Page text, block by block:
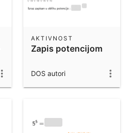
Zapis potencijom
AKTIVNOST
DOS autori